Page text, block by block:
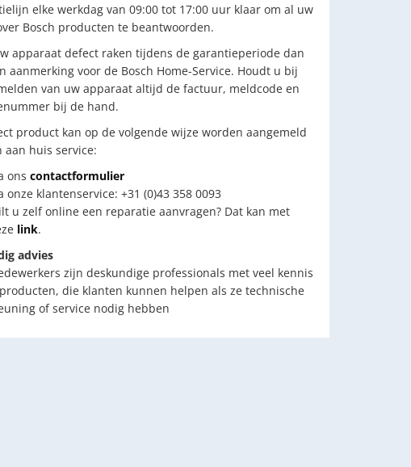
elke werkdag van 09:00 tot 17:00 uur klaar om al uw
Bosch producten te beantwoorden.
apparaat defect raken tijdens de garantieperiode dan
aanmerking voor de Bosch Home-Service. Houdt u bij
van uw apparaat altijd de factuur, meldcode en
bij de hand.
product kan op de volgende wijze worden aangemeld
aan huis service:
ons contactformulier
onze klantenservice: +31 (0)43 358 0093
u zelf online een reparatie aanvragen? Dat kan met
link.
advies
zijn deskundige professionals met veel kennis
die klanten kunnen helpen als ze technische
of service nodig hebben